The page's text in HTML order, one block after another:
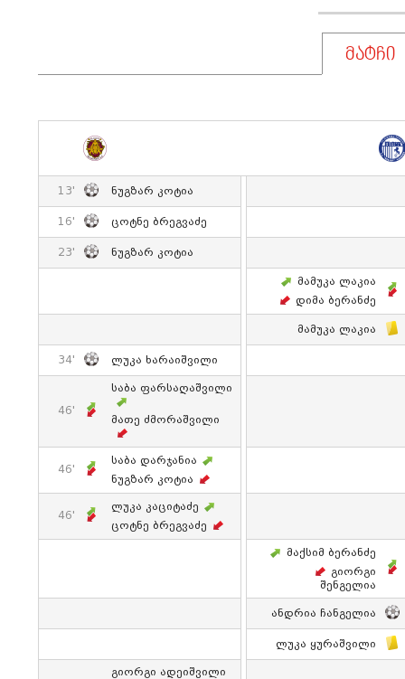
მატჩი
13' Ნუგზარ Კოტია
16' Ცოტნე Ბრეგვაძე
23' Ნუგზარ Კოტია
Მამუკა Ლაკია
Დიმა Ბერანძე
Მამუკა Ლაკია
34' Ლუკა Ხარაიშვილი
46'
Საბა Ფარსაღაშვილი
Მათე Ძმორაშვილი
46'
Საბა Დარჯანია
Ნუგზარ Კოტია
46'
Ლუკა Კაციტაძე
Ცოტნე Ბრეგვაძე
Მაქსიმ Ბერანძე
Გიორგი
Შენგელია
Ანდრია Ჩანგელია
Ლუკა Ყურაშვილი
Გიორგი Ადეიშვილი